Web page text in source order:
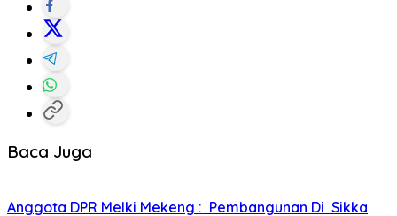
Baca Juga
Anggota DPR Melki Mekeng : Pembangunan Di Sikka